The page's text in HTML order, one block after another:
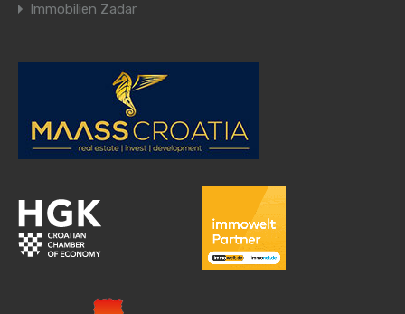
Immobilien Zadar